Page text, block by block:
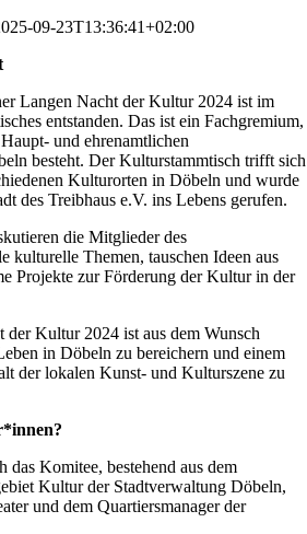
09-23T13:36:41+02:00
Langen Nacht der Kultur 2024 ist im
entstanden. Das ist ein Fachgremium,
und ehrenamtlichen
besteht. Der Kulturstammtisch trifft sich
Kulturorten in Döbeln und wurde
des Treibhaus e.V. ins Lebens gerufen.
die Mitglieder des
kulturelle Themen, tauschen Ideen aus
Projekte zur Förderung der Kultur in der
Kultur 2024 ist aus dem Wunsch
in Döbeln zu bereichern und einem
der lokalen Kunst- und Kulturszene zu
Komitee, bestehend aus dem
Kultur der Stadtverwaltung Döbeln,
und dem Quartiersmanager der